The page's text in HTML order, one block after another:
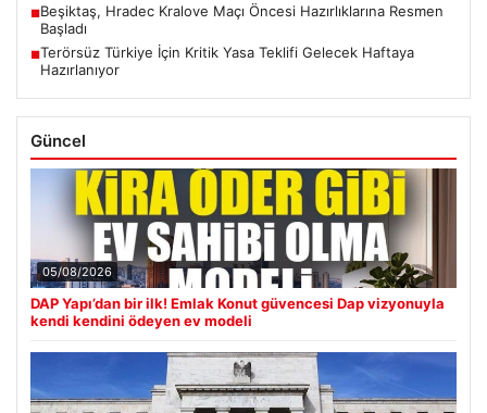
■Beşiktaş, Hradec Kralove Maçı Öncesi Hazırlıklarına Resmen
Başladı
■Terörsüz Türkiye İçin Kritik Yasa Teklifi Gelecek Haftaya
Hazırlanıyor
Güncel
05/08/2026
DAP Yapı’dan bir ilk! Emlak Konut güvencesi Dap vizyonuyla
kendi kendini ödeyen ev modeli